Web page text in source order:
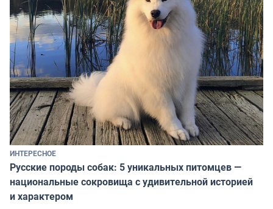
ИНТЕРЕСНОЕ
Русские породы собак: 5 уникальных питомцев —
национальные сокровища с удивительной историей
и характером